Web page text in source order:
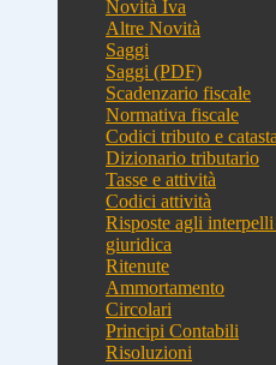
Novità Iva
Altre Novità
Saggi
Saggi (PDF)
Scadenzario fiscale
Normativa fiscale
Codici tributo e
Dizionario tributario
Tasse e attività
Codici attività
Risposte agli
giuridica
Ritenute
Ammortamento
Circolari
Principi Contabili
Risoluzioni